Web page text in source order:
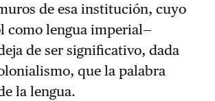
de esa institución, cuyo
como lengua imperial—
de ser significativo, dada
que la palabra
la lengua.